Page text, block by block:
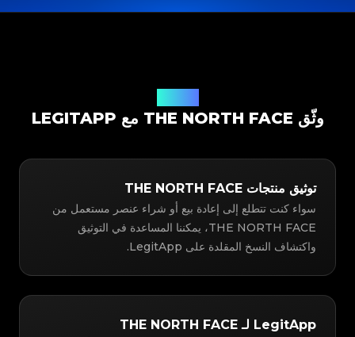
وثّق THE NORTH FACE مع LEGITAPP
توثيق منتجات THE NORTH FACE
سواء كنت تتطلع إلى إعادة بيع أو شراء عنصر مستعمل من
THE NORTH FACE، يمكننا المساعدة في التوثيق
واكتشاف النسخ المقلدة على LegitApp.
LegitApp لـ THE NORTH FACE